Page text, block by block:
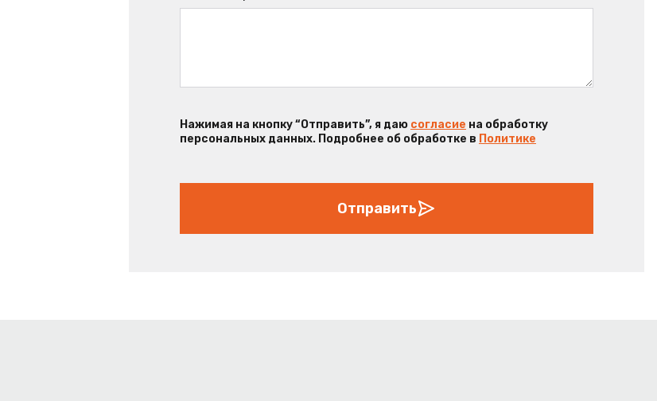
Нажимая на кнопку “Отправить”, я даю согласие на обработку
персональных данных. Подробнее об обработке в Политике
Отправить